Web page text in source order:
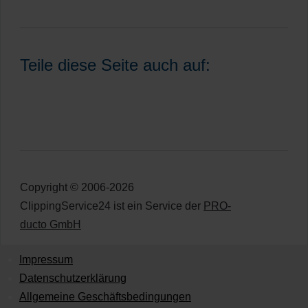
Teile diese Seite auch auf:
Copyright © 2006-2026
ClippingService24 ist ein Service der PRO-
ducto GmbH
Impressum
Datenschutzerklärung
Allgemeine Geschäftsbedingungen